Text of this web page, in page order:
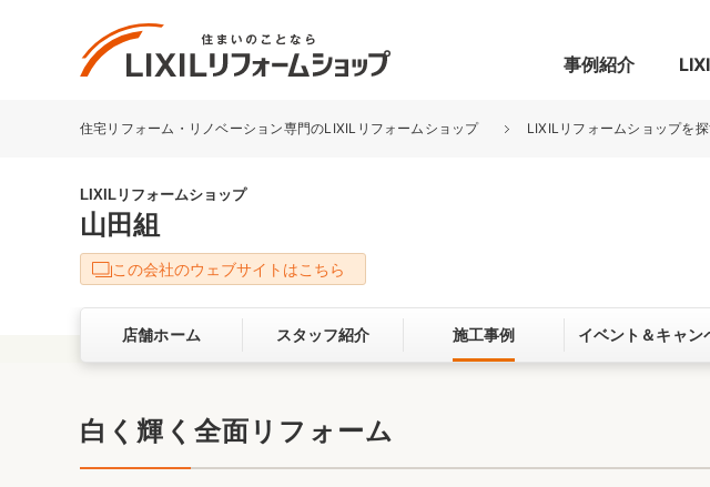
事例紹介
リフォーム事例を探す
キッチン
洗面化粧室 トイレ 玄関
ベランダ・バルコニー ガーデンスペース カー
LIXILリフォームショップについて
サービス向上・品質改善の取り組み お客さま満足度アン
住宅リフォーム・リノベーション専門のLIXILリフォームショップ LIXILリフォームショップを
LIXILリフォームショップ
山田組
この会社のウェブサイトはこちら
店舗ホーム スタッフ紹介 施工事例 イベント＆キャン
白く輝く全面リフォーム